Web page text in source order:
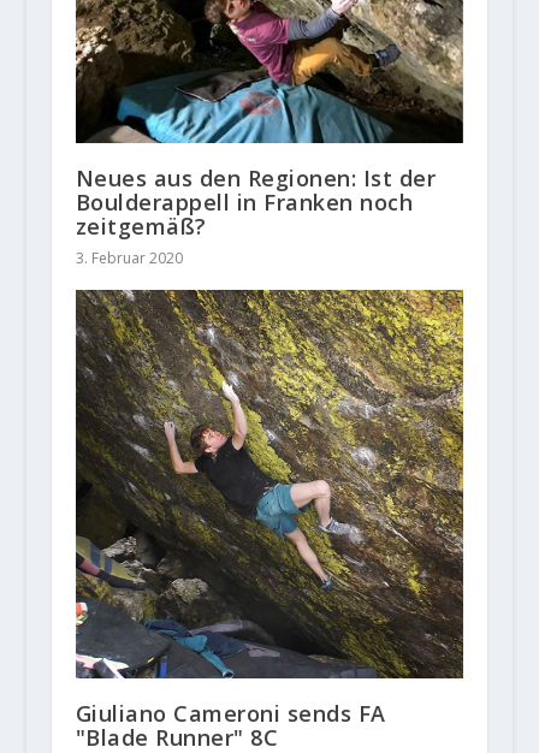
Neues aus den Regionen: Ist der
Boulderappell in Franken noch
zeitgemäß?
3. Februar 2020
Giuliano Cameroni sends FA
"Blade Runner" 8C